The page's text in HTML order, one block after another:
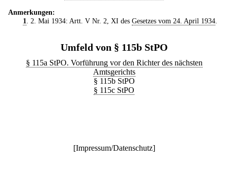
Anmerkungen:
1
. 2. Mai 1934: Artt. V Nr. 2, XI des Gesetzes vom 24. April 1934.
Umfeld von § 115b StPO
§ 115a StPO. Vorführung vor den Richter des nächsten
Amtsgerichts
§ 115b StPO
§ 115c StPO
[Impressum/Datenschutz]